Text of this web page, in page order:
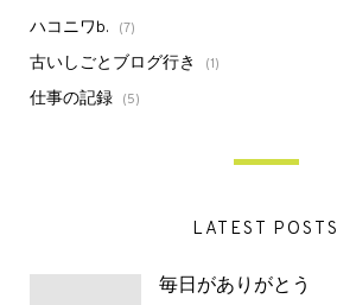
ハコニワb. (7)
古いしごとブログ行き (1)
仕事の記録 (5)
LATEST POSTS
毎日がありがとう